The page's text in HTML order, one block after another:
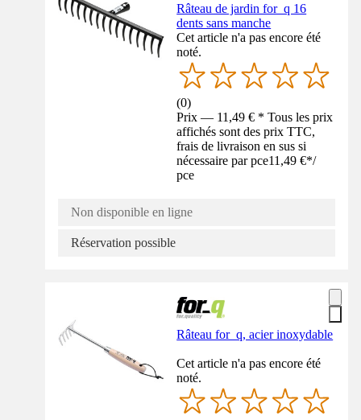
Râteau de jardin for_q 16
dents sans manche
Cet article n'a pas encore été
noté.
(0)
Prix — 11,49 € * Tous les prix
affichés sont des prix TTC,
frais de livraison en sus si
nécessaire par pce11,49 €*/
pce
Non disponible en ligne
Réservation possible
Râteau for_q, acier inoxydable
Cet article n'a pas encore été
noté.